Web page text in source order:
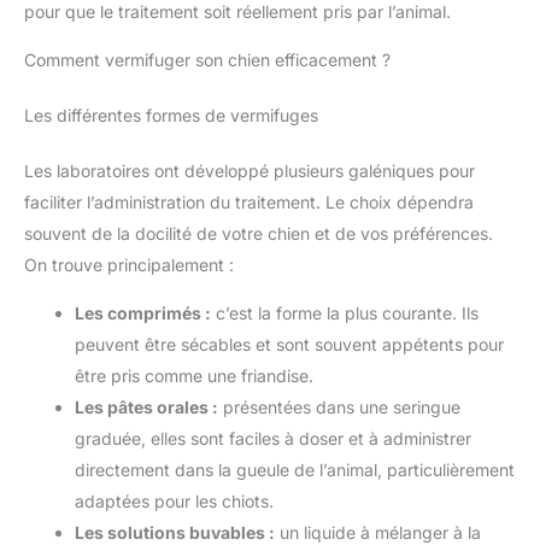
pour que le traitement soit réellement pris par l’animal.
Comment vermifuger son chien efficacement ?
Les différentes formes de vermifuges
Les laboratoires ont développé plusieurs galéniques pour
faciliter l’administration du traitement. Le choix dépendra
souvent de la docilité de votre chien et de vos préférences.
On trouve principalement :
Les comprimés : c’est la forme la plus courante. Ils
peuvent être sécables et sont souvent appétents pour
être pris comme une friandise.
Les pâtes orales : présentées dans une seringue
graduée, elles sont faciles à doser et à administrer
directement dans la gueule de l’animal, particulièrement
adaptées pour les chiots.
Les solutions buvables : un liquide à mélanger à la